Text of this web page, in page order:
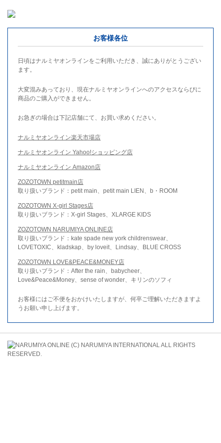
お客様各位
日頃はナルミヤオンラインをご利用いただき、誠にありがとうござい
ます。
大変混みあっており、現在ナルミヤオンラインへのアクセスならびに
商品のご購入ができません。
お急ぎの場合は下記店舗にて、お買い求めください。
ナルミヤオンライン楽天市場店
ナルミヤオンライン Yahoo!ショッピング店
ナルミヤオンライン Amazon店
ZOZOTOWN petitmain店
取り扱いブランド：petit main、petit main LIEN、b・ROOM
ZOZOTOWN X-girl Stages店
取り扱いブランド：X-girl Stages、XLARGE KIDS
ZOZOTOWN NARUMIYA ONLINE店
取り扱いブランド：kate spade new york childrenswear、
LOVETOXIC、kladskap、by loveit、Lindsay、BLUE CROSS
ZOZOTOWN LOVE&PEACE&MONEY店
取り扱いブランド：After the rain、babycheer、
Love&Peace&Money、sense of wonder、キリンのソフィ
お客様にはご不便をおかけいたしますが、何卒ご理解いただきますよ
うお願い申し上げます。